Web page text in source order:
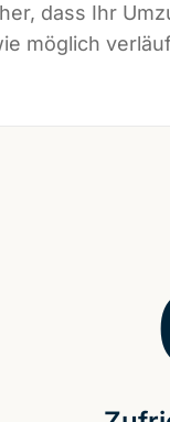
dass Ihr
möglich